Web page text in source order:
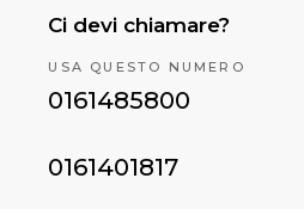
Ci devi chiamare?
USA QUESTO NUMERO
0161485800
0161401817